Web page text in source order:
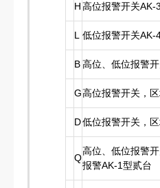
H高位报警开关AK-
L 低位报警开关AK-
B高位、低位报警
G高位报警开关，
D低位报警开关，
Q
高位、低位报警
报警AK-1型贰台